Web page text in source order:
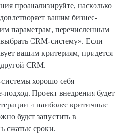
проанализируйте, насколько
вашим бизнес-
параметрам, перечисленным
CRM-систему». Если
вашим критериям, придется
CRM.
хорошо себя
подход. Проект внедрения будет
и наиболее критичные
будет запустить в
сжатые сроки.